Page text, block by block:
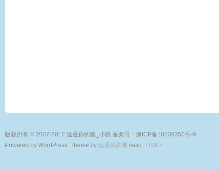
版权所有 © 2007-2012 追逐你的狼_小狼 备案号：浙ICP备10239350号-9
Powered by WordPress. Theme by 追逐你的狼 valid HTML5